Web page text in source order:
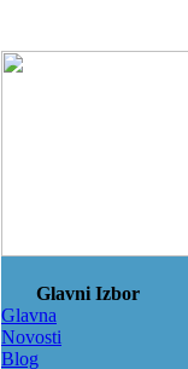
Glavni Izbor
Glavna
Novosti
Blog